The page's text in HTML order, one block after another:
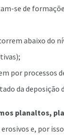
se de
abaixo do
por processos
da deposição
planaltos,
e, por